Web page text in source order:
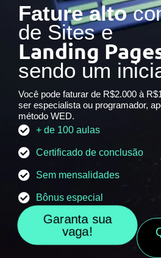
Fature alto
de Sites e
Landing
sendo um
Você pode faturar de R$2.000 à
ser especialista ou programador,
método WED.
+ de 100 aulas
Certificado de conclusão
Sem mensalidades
Bônus especial
Garanta sua
vaga!